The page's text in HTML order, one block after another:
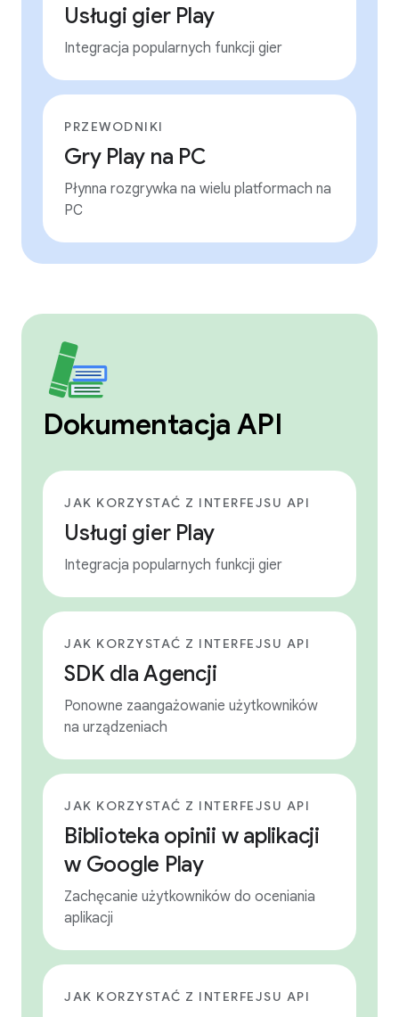
Usługi gier Play
Integracja popularnych funkcji gier
PRZEWODNIKI
Gry Play na PC
Płynna rozgrywka na wielu platformach na
PC
Dokumentacja API
JAK KORZYSTAĆ Z INTERFEJSU API
Usługi gier Play
Integracja popularnych funkcji gier
JAK KORZYSTAĆ Z INTERFEJSU API
SDK dla Agencji
Ponowne zaangażowanie użytkowników
na urządzeniach
JAK KORZYSTAĆ Z INTERFEJSU API
Biblioteka opinii w aplikacji
w Google Play
Zachęcanie użytkowników do oceniania
aplikacji
JAK KORZYSTAĆ Z INTERFEJSU API